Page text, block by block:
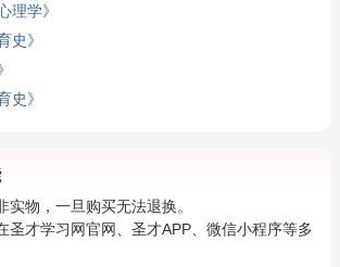
理学》
史》
史》
实物，一旦购买无法退换。
圣才学习网官网、圣才APP、微信小程序等多